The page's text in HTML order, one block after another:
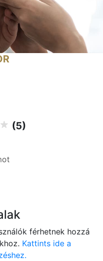
(5)
férhetnek hozzá
Kattints ide a